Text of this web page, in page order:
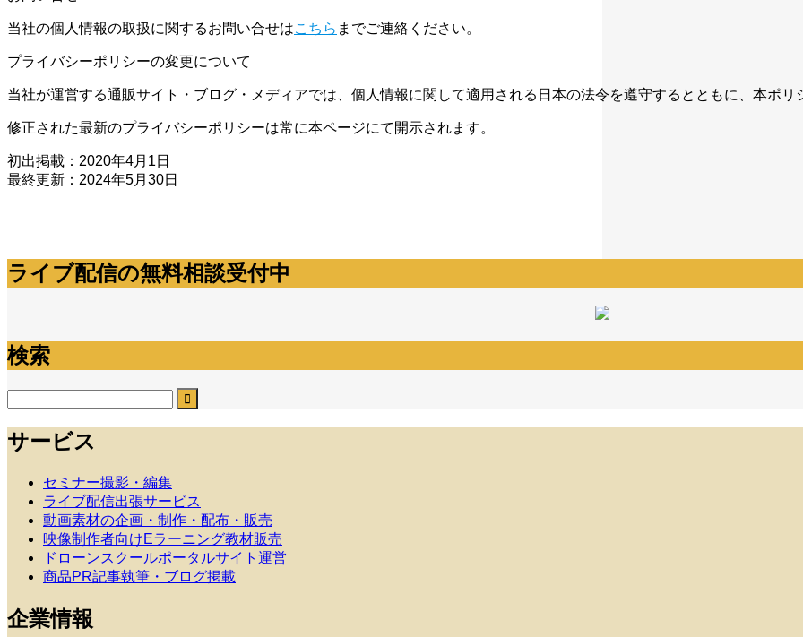
当社の個人情報の取扱に関するお問い合せはこちら までご連絡ください。
プライバシーポリシーの変更について
当社が運営する通販サイト・ブログ・メディアでは、個人情報に関して適用される日本の法令を遵守するとともに、本ポ
修正された最新のプライバシーポリシーは常に本ページにて開示されます。
初出掲載：2020年4月1日
最終更新：2024年5月30日
ライブ配信の無料相談受付中
検索
サービス
セミナー撮影・編集
ライブ配信出張サービス
動画素材の企画・制作・配布・販売
映像制作者向けEラーニング教材販売
ドローンスクールポータルサイト運営
商品PR記事執筆・ブログ掲載
企業情報